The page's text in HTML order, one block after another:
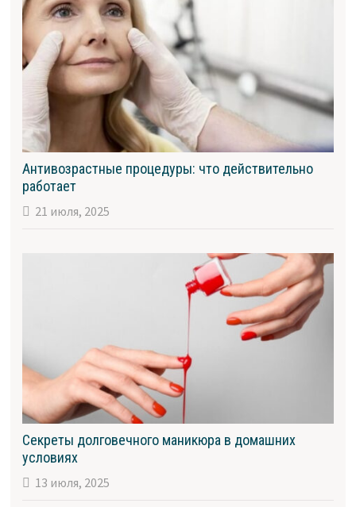
Антивозрастные процедуры: что действительно
работает
21 июля, 2025
Секреты долговечного маникюра в домашних
условиях
13 июля, 2025